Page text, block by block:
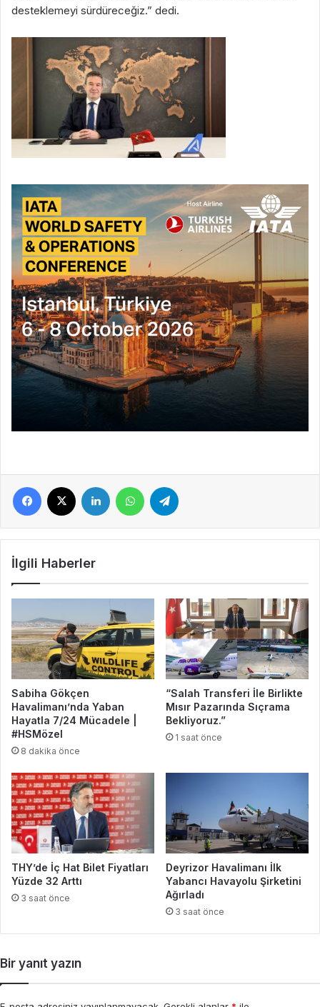
desteklemeyi sürdüreceğiz.” dedi.
Facebook LinkedIn WhatsApp
İlgili Haberler
Sabiha Gökçen
Havalimanı’nda Yaban
Hayatla 7/24 Mücadele |
#HSMözel
8 dakika önce
“Salah Transferi İle Birlikte
Mısır Pazarında Sıçrama
Bekliyoruz.”
1 saat önce
THY’de İç Hat Bilet Fiyatları
Yüzde 32 Arttı
3 saat önce
Deyrizor Havalimanı İlk
Yabancı Havayolu Şirketini
Ağırladı
3 saat önce
Bir yanıt yazın